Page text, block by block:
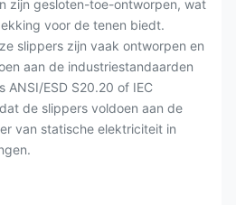
zijn gesloten-toe-ontworpen, wat
voor de tenen biedt.
slippers zijn vaak ontworpen en
aan de industriestandaarden
ANSI/ESD S20.20 of IEC
de slippers voldoen aan de
van statische elektriciteit in